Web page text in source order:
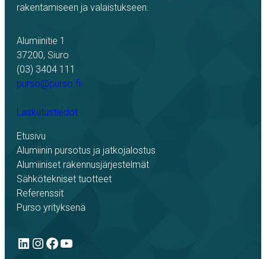
rakentamiseen ja valaistukseen.
Alumiinitie 1
37200, Siuro
(03) 3404 111
purso@purso.fi
Laskutustiedot
Etusivu
Alumiinin pursotus ja jatkojalostus
Alumiiniset rakennusjärjestelmät
Sähkötekniset tuotteet
Referenssit
Purso yrityksenä
LinkedIn
Instagram
Facebook
YouTube